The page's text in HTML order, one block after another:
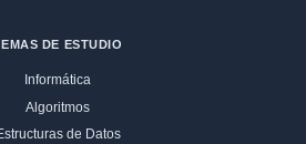
DE ESTUDIO
Informática
Algoritmos
de Datos